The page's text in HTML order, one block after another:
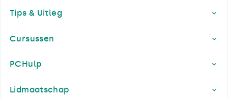
Tips & Uitleg
Cursussen
PCHulp
Lidmaatschap